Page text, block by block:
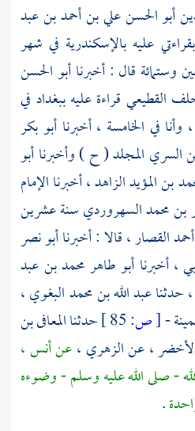
أبو الحسن علي بن أحمد بن عبد
عليه بالإسكندرية في شهر
قال : أخبرناأبو الحسن
القطيعي قراءة عليهببغداد في
وأنا في الخامسة ، أخبرناأبو بكر
السري المجلد( ح ) وأخبرناأبو
بن المؤيد الزاهد، أخبرناالإمام
محمد السهرورديسنة عشرين
القصار، قالا : أخبرناأبو نصر
، أخبرنا أبو طاهر محمد بن عبد
، حدثناعبد الله بن محمد البغوي،
-
[ص: حدثناالمعافى بن
، عنالزهري ،عنأنس،
- صلى الله عليه وسلم - وضوءه
.